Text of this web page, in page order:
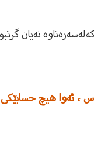
نەیان
، ئەوا هیچ